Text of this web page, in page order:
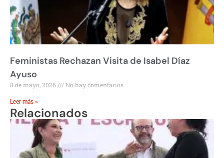
Feministas Rechazan Visita de Isabel Díaz
Ayuso
8 de mayo, 2026 No hay comentarios
Leer más »
Relacionados